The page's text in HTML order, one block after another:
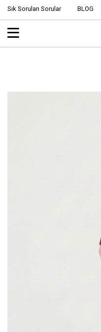
Sık Sorulan Sorular BLOG